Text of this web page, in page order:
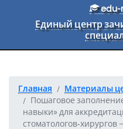
Перейти к основному тексту
edu-
Единый центр
Главная
Материалы
Пошаговое
навыки» для